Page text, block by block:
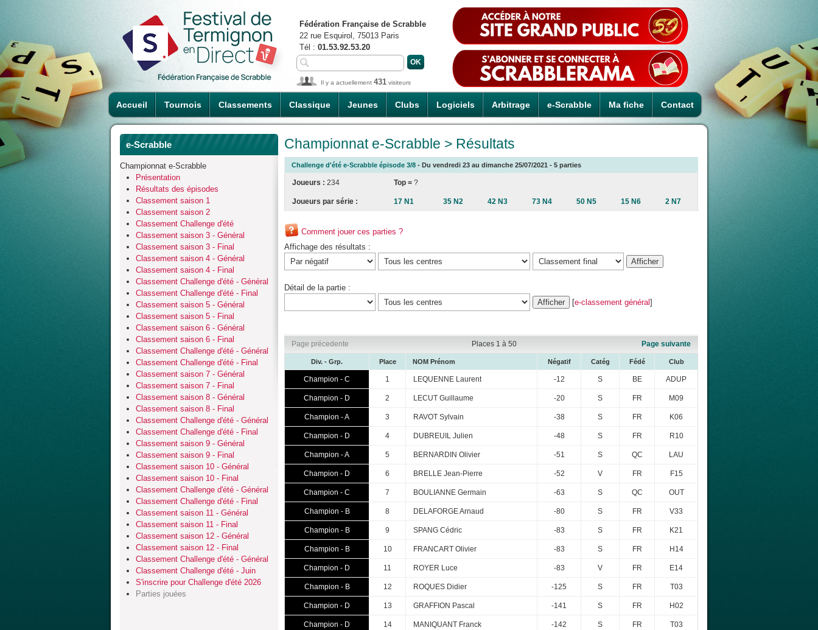
Accueil Tournois Classements Classique Jeunes Clubs Logiciels Arbitrage e-Scrabble Ma fiche Contact
Fédération Française de Scrabble
22 rue Esquirol, 75013 Paris
Tél : 01.53.92.53.20
Il y a actuellement 431 visiteurs
e-Scrabble
Championnat e-Scrabble
Présentation
Résultats des épisodes
Classement saison 1
Classement saison 2
Classement Challenge d'été
Classement saison 3 - Général
Classement saison 3 - Final
Classement saison 4 - Général
Classement saison 4 - Final
Classement Challenge d'été - Général
Classement Challenge d'été - Final
Classement saison 5 - Général
Classement saison 5 - Final
Classement saison 6 - Général
Classement saison 6 - Final
Classement Challenge d'été - Général
Classement Challenge d'été - Final
Classement saison 7 - Général
Classement saison 7 - Final
Classement saison 8 - Général
Classement saison 8 - Final
Classement Challenge d'été - Général
Classement Challenge d'été - Final
Classement saison 9 - Général
Classement saison 9 - Final
Classement saison 10 - Général
Classement saison 10 - Final
Classement Challenge d'été - Général
Classement Challenge d'été - Final
Classement saison 11 - Général
Classement saison 11 - Final
Classement saison 12 - Général
Classement saison 12 - Final
Classement Challenge d'été - Général
Classement Challenge d'été - Juin
S'inscrire pour Challenge d'été 2026
Parties jouées
Championnat e-Scrabble > Résultats
Challenge d'été e-Scrabble épisode 3/8 - Du vendredi 23 au dimanche 25/07/2021 - 5 parties
Joueurs : 234 Top = ?
Joueurs par série : 17 N1 35 N2 42 N3 73 N4 50 N5 15 N6 2 N7
Comment jouer ces parties ?
Affichage des résultats :
Détail de la partie :
[e-classement général]
Page précedente Places 1 à 50 Page suivante
Div. - Grp. Place NOM Prénom Négatif Catég Fédé Club
Champion - C 1 LEQUENNE Laurent -12 S BE ADUP
Champion - D 2 LECUT Guillaume -20 S FR M09
Champion - A 3 RAVOT Sylvain -38 S FR K06
Champion - D 4 DUBREUIL Julien -48 S FR R10
Champion - A 5 BERNARDIN Olivier -51 S QC LAU
Champion - D 6 BRELLE Jean-Pierre -52 V FR F15
Champion - C 7 BOULIANNE Germain -63 S QC OUT
Champion - B 8 DELAFORGE Arnaud -80 S FR V33
Champion - B 9 SPANG Cédric -83 S FR K21
Champion - B 10 FRANCART Olivier -83 S FR H14
Champion - D 11 ROYER Luce -83 V FR E14
Champion - B 12 ROQUES Didier -125 S FR T03
Champion - D 13 GRAFFION Pascal -141 S FR H02
Champion - D 14 MANIQUANT Franck -142 S FR T03